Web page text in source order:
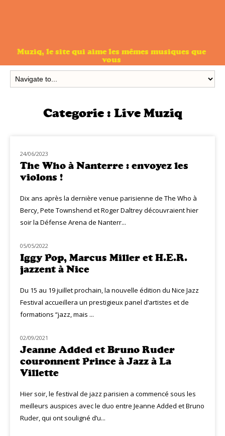
Muziq, le site qui aime les mêmes musiques que
vous
Categorie : Live Muziq
LIVE MUZIQ
24/06/2023
The Who à Nanterre : envoyez les
violons !
Dix ans après la dernière venue parisienne de The Who à
Bercy, Pete Townshend et Roger Daltrey découvraient hier
soir la Défense Arena de Nanterr...
LIVE MUZIQ
05/05/2022
Iggy Pop, Marcus Miller et H.E.R.
jazzent à Nice
Du 15 au 19 juillet prochain, la nouvelle édition du Nice Jazz
Festival accueillera un prestigieux panel d’artistes et de
formations “jazz, mais ...
LIVE MUZIQ
02/09/2021
Jeanne Added et Bruno Ruder
couronnent Prince à Jazz à La
Villette
Hier soir, le festival de jazz parisien a commencé sous les
meilleurs auspices avec le duo entre Jeanne Added et Bruno
Ruder, qui ont souligné d’u...